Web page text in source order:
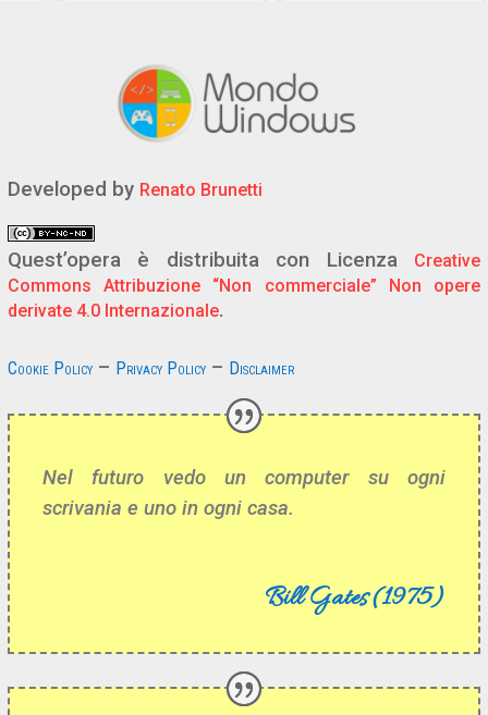
Developed by Renato Brunetti
Quest’opera è distribuita con Licenza
Creative
Commons Attribuzione “Non commerciale” Non opere
derivate 4.0 Internazionale.
Cookie Policy– Privacy Policy– Disclaimer
Nel futuro vedo un computer su ogni
scrivania e uno in ogni casa.
Bill Gates (1975)